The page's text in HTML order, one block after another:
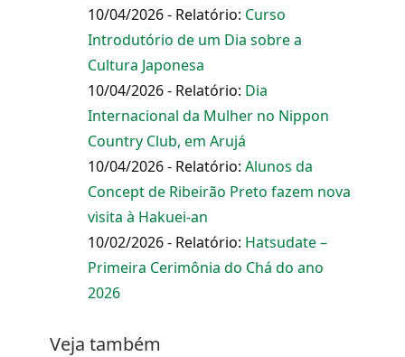
10/04/2026 - Relatório: Curso
Introdutório de um Dia sobre a
Cultura Japonesa
10/04/2026 - Relatório: Dia
Internacional da Mulher no Nippon
Country Club, em Arujá
10/04/2026 - Relatório: Alunos da
Concept de Ribeirão Preto fazem nova
visita à Hakuei-an
10/02/2026 - Relatório: Hatsudate –
Primeira Cerimônia do Chá do ano
2026
Veja também